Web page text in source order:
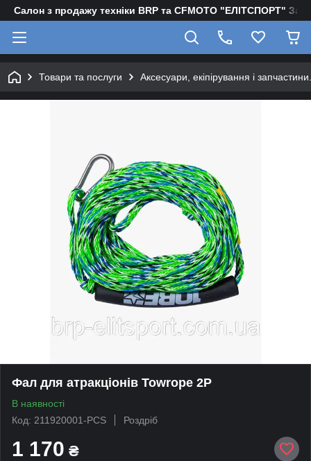
Салон з продажу техніки BRP та CFMOTO "EЛІТСПОРТ"
Товари та послуги Аксесуари, екіпірування і запчастини.
Фал для атракціонів Towrope 2P
В наявності
Код: 211920001-PCS
Роздріб
1 170 ₴